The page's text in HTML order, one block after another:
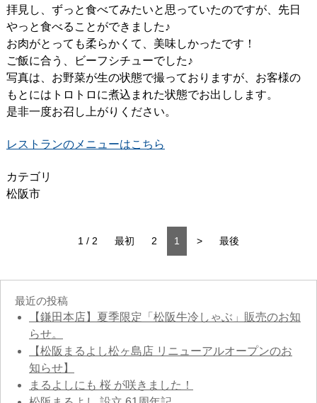
拝見し、ずっと食べてみたいと思っていたのですが、先日
やっと食べることができました♪
お肉がとっても柔らかくて、美味しかったです！
ご飯に合う、ビーフシチューでした♪
写真は、お野菜が生の状態で撮っておりますが、お客様の
もとにはトロトロに煮込まれた状態でお出しします。
是非一度お召し上がりください。
レストランのメニューはこちら
カテゴリ
松阪市
1 / 2 最初 2 1 > 最後
最近の投稿
【鎌田本店】夏季限定「松阪牛冷しゃぶ」販売のお知
らせ。
【松阪まるよし松ヶ島店 リニューアルオープンのお
知らせ】
まるよしにも 桜 が咲きました！